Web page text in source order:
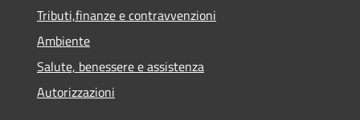
Tributi,finanze e contravvenzioni
Ambiente
Salute, benessere e assistenza
Autorizzazioni